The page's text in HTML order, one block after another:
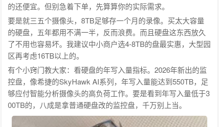
的还便宜。但别急着下单，先算算你的实际需求。
要是就三五个摄像头，8TB足够存一个月的录像。买太大容量
的硬盘，五年都用不满一半，反而浪费。而且硬盘这东西放久
了不用也容易坏。我建议中小商户选4-8TB的盘最实惠，大型园
区再考虑16TB以上的。
有个小窍门教大家：看硬盘的年写入量指标。2026年新出的监
控盘，像希捷的SkyHawk AI系列，年写入量能达到550TB，足
够应付智能分析摄像头的高负荷工作。要是看到年写入量低于3
00TB的，八成是拿普通硬盘改的监控盘，千万别上当。